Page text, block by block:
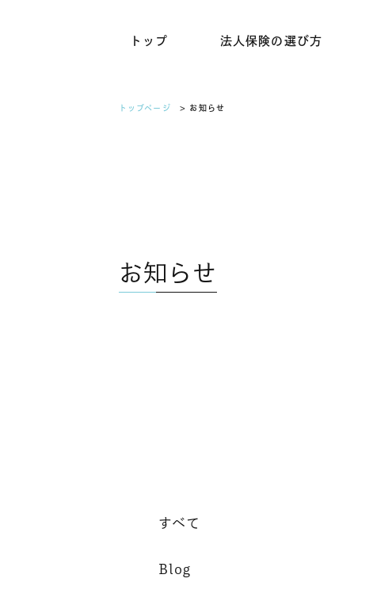
トップ 法人保険の選び方
トップページ > お知らせ
お知らせ
すべて
Blog